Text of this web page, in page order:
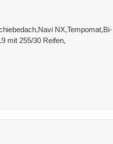
mit 255/30 Reifen,